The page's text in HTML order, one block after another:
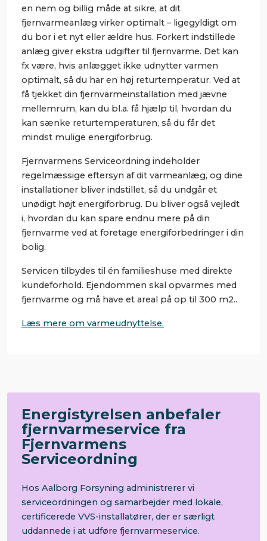
en nem og billig måde at sikre, at dit
fjernvarmeanlæg virker optimalt – ligegyldigt om
du bor i et nyt eller ældre hus. Forkert indstillede
anlæg giver ekstra udgifter til fjernvarme. Det kan
fx være, hvis anlægget ikke udnytter varmen
optimalt, så du har en høj returtemperatur. Ved at
få tjekket din fjernvarmeinstallation med jævne
mellemrum, kan du bl.a. få hjælp til, hvordan du
kan sænke returtemperaturen, så du får det
mindst mulige energiforbrug.
Fjernvarmens Serviceordning indeholder
regelmæssige eftersyn af dit varmeanlæg, og dine
installationer bliver indstillet, så du undgår et
unødigt højt energiforbrug. Du bliver også vejledt
i, hvordan du kan spare endnu mere på din
fjernvarme ved at foretage energiforbedringer i din
bolig.
Servicen tilbydes til én familieshuse med direkte
kundeforhold. Ejendommen skal opvarmes med
fjernvarme og må have et areal på op til 300 m2..
Læs mere om varmeudnyttelse.
Energistyrelsen anbefaler
fjernvarmeservice fra
Fjernvarmens
Serviceordning
Hos Aalborg Forsyning administrerer vi
serviceordningen og samarbejder med lokale,
certificerede VVS-installatører, der er særligt
uddannede i at udføre fjernvarmeservice.